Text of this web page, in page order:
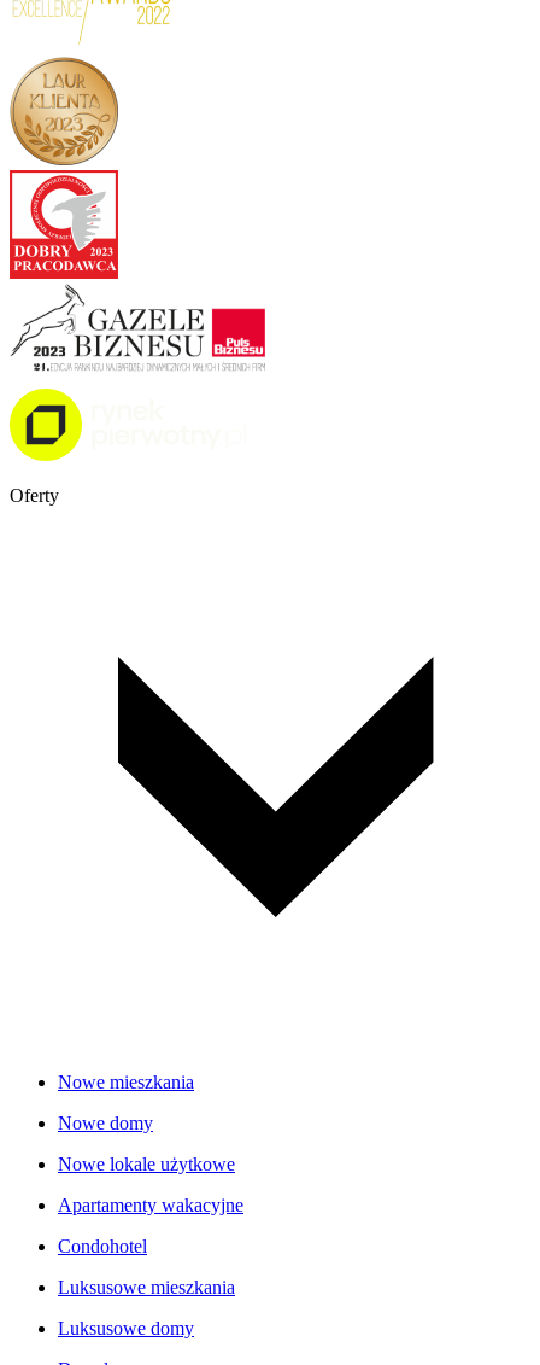
Oferty
Nowe mieszkania
Nowe domy
Nowe lokale użytkowe
Apartamenty wakacyjne
Condohotel
Luksusowe mieszkania
Luksusowe domy